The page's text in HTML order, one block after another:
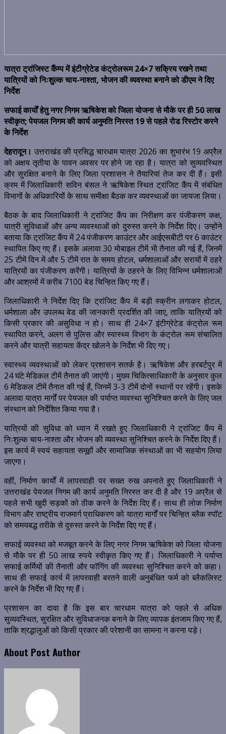
यात्रा ट्रांजिस्ट कैंम्प में इंटीग्रेटेड कंट्रोलरूम 24×7 सक्रिय रखने तथा
यात्रियों को निःशुल्क चाय-नाश्ता, भोजन की व्यवस्था बनाने को डीएम ने दिए
निर्देश
सफाई कार्यों हेतु नगर निगम ऋषिकेश को जिला योजना से मौके पर ही 50 लाख
स्वीकृत; पेयजल निगम की कार्य अनुमति निरस्त 19 से पहले रोड रिस्टोर करने
के निर्देश
देहरादून। उत्तराखंड की प्रसिद्ध चारधाम यात्रा 2026 का शुभारंभ 19 अप्रैल
को अक्षय तृतीया के पावन अवसर पर होने जा रहा है। यात्रा को सुव्यवस्थित
और सुरक्षित बनाने के लिए जिला प्रशासन ने तैयारियां तेज कर दी हैं। इसी
क्रम में जिलाधिकारी सविन बंसल ने ऋषिकेश स्थित ट्रांजिट कैंप में संबंधित
विभागों के अधिकारियों के साथ समीक्षा बैठक कर व्यवस्थाओं का जायजा लिया।
बैठक के बाद जिलाधिकारी ने ट्रांजिट कैंप का निरीक्षण कर पंजीकरण कक्ष,
यात्री सुविधाओं और अन्य व्यवस्थाओं को दुरुस्त करने के निर्देश दिए। उन्होंने
बताया कि ट्रांजिट कैंप में 24 पंजीकरण काउंटर और आईएसबीटी पर 6 काउंटर
स्थापित किए गए हैं। इसके अलावा 30 मोबाइल टीमें भी तैनात की गई हैं, जिनमें
25 टीमें दिन में और 5 टीमें रात के समय होटल, धर्मशालाओं और सरायों में ठहरे
यात्रियों का पंजीकरण करेंगी। यात्रियों के ठहरने के लिए विभिन्न धर्मशालाओं
और आश्रमों में करीब 7100 बेड चिन्हित किए गए हैं।
जिलाधिकारी ने निर्देश दिए कि ट्रांजिट कैंप में बड़ी स्क्रीन लगाकर होटल,
धर्मशाला और उपलब्ध बेड की जानकारी प्रदर्शित की जाए, ताकि यात्रियों को
किसी प्रकार की असुविधा न हो। साथ ही 24×7 इंटीग्रेटेड कंट्रोल रूम
स्थापित करने, अलग से पुलिस और स्वास्थ्य विभाग के कंट्रोल रूम संचालित
करने और यात्री सहायता केंद्र खोलने के निर्देश भी दिए गए।
स्वास्थ्य व्यवस्थाओं को लेकर प्रशासन सतर्क है। ऋषिकेश और हरबर्टपुर में
24 घंटे मेडिकल टीमें तैनात की जाएंगी। मुख्य चिकित्साधिकारी के अनुसार कुल
6 मेडिकल टीमें तैनात की गई हैं, जिनमें 3-3 टीमें दोनों स्थानों पर रहेंगी। इसके
अलावा यात्रा मार्गों पर पेयजल की पर्याप्त व्यवस्था सुनिश्चित करने के लिए जल
संस्थान को निर्देशित किया गया है।
यात्रियों की सुविधा को ध्यान में रखते हुए जिलाधिकारी ने ट्रांजिट कैंप में
निःशुल्क चाय-नाश्ता और भोजन की व्यवस्था सुनिश्चित करने के निर्देश दिए हैं।
इस कार्य में स्वयं सहायता समूहों और सामाजिक संस्थाओं का भी सहयोग लिया
जाएगा।
वहीं, निर्माण कार्यों में लापरवाही पर सख्त रुख अपनाते हुए जिलाधिकारी ने
उत्तराखंड पेयजल निगम की कार्य अनुमति निरस्त कर दी है और 19 अप्रैल से
पहले सभी खुदी सड़कों को ठीक करने के निर्देश दिए हैं। साथ ही लोक निर्माण
विभाग और राष्ट्रीय राजमार्ग प्राधिकरण को यात्रा मार्गों पर चिन्हित ब्लैक स्पॉट
को समयबद्ध तरीके से दुरुस्त करने के निर्देश दिए गए हैं।
सफाई व्यवस्था को मजबूत करने के लिए नगर निगम ऋषिकेश को जिला योजना
से मौके पर ही 50 लाख रुपये स्वीकृत किए गए हैं। जिलाधिकारी ने पर्याप्त
सफाई कर्मियों की तैनाती और फॉगिंग की व्यवस्था सुनिश्चित करने को कहा।
साथ ही सफाई कार्य में लापरवाही बरतने वाली अनुबंधित फर्म को ब्लैकलिस्ट
करने के निर्देश भी दिए गए हैं।
प्रशासन का दावा है कि इस बार चारधाम यात्रा को पहले से अधिक
सुव्यवस्थित, सुरक्षित और सुविधाजनक बनाने के लिए व्यापक इंतजाम किए गए हैं,
ताकि श्रद्धालुओं को किसी प्रकार की परेशानी का सामना न करना पड़े।
About Post Author